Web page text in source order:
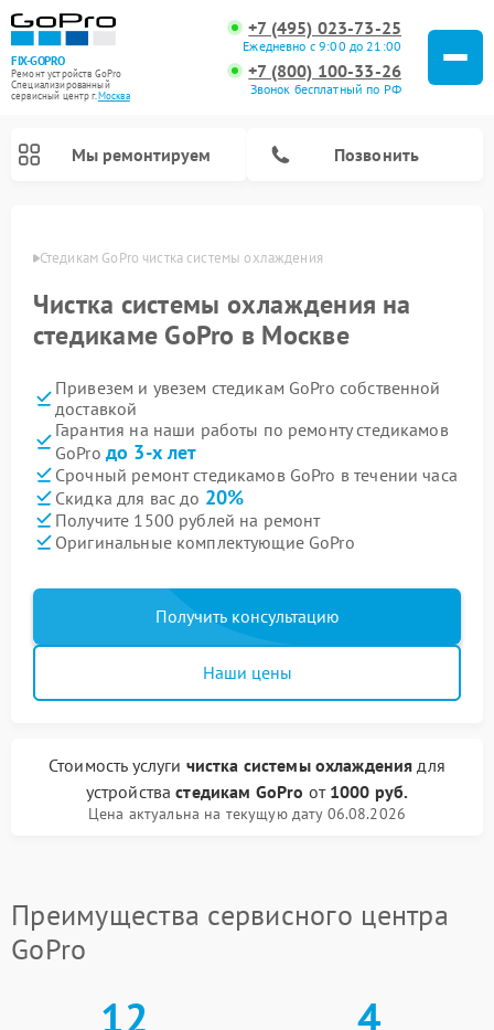
FIX-GOPRO
Ремонт устройств GoPro
Специализированный
cервисный центр г.Москва
+7 (495) 023-73-25
Ежедневно с 9:00 до 21:00
+7 (800) 100-33-26
Звонок бесплатный по РФ
Мы ремонтируем Позвонить
Стедикам GoPro чистка системы охлаждения
Чистка системы охлаждения на
стедикаме GoPro в Москве
Привезем и увезем стедикам GoPro собственной
доставкой
Гарантия на наши работы по ремонту стедикамов
GoPro до 3-х лет
Срочный ремонт стедикамов GoPro в течении часа
Скидка для вас до 20%
Получите 1500 рублей на ремонт
Оригинальные комплектующие GoPro
Получить консультацию
Наши цены
Стоимость услуги чистка системы охлаждения для
устройствастедикам GoPro от 1000 руб.
Цена актуальна на текущую дату 06.08.2026
Преимущества сервисного центра
GoPro
12 4